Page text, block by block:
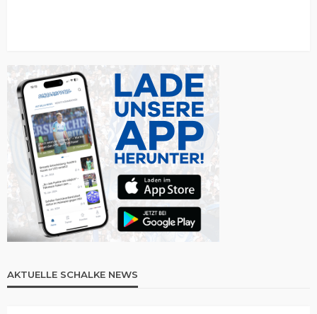
AKTUELLE SCHALKE NEWS